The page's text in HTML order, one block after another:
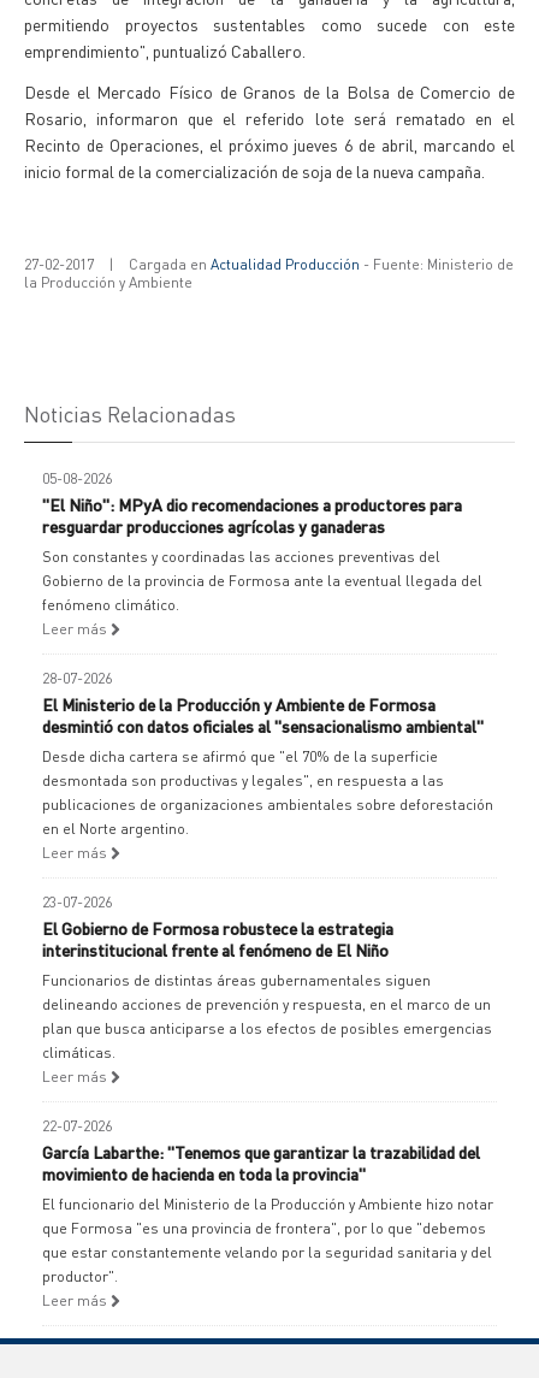
permitiendo proyectos sustentables como sucede con este
emprendimiento", puntualizó Caballero.
Desde el Mercado Físico de Granos de la Bolsa de Comercio de
Rosario, informaron que el referido lote será rematado en el
Recinto de Operaciones, el próximo jueves 6 de abril, marcando el
inicio formal de la comercialización de soja de la nueva campaña.
27-02-2017 | Cargada en Actualidad Producción - Fuente: Ministerio de
la Producción y Ambiente
Noticias Relacionadas
05-08-2026
"El Niño": MPyA dio recomendaciones a productores para
resguardar producciones agrícolas y ganaderas
Son constantes y coordinadas las acciones preventivas del
Gobierno de la provincia de Formosa ante la eventual llegada del
fenómeno climático.
Leer más
28-07-2026
El Ministerio de la Producción y Ambiente de Formosa
desmintió con datos oficiales al "sensacionalismo ambiental"
Desde dicha cartera se afirmó que "el 70% de la superficie
desmontada son productivas y legales", en respuesta a las
publicaciones de organizaciones ambientales sobre deforestación
en el Norte argentino.
Leer más
23-07-2026
El Gobierno de Formosa robustece la estrategia
interinstitucional frente al fenómeno de El Niño
Funcionarios de distintas áreas gubernamentales siguen
delineando acciones de prevención y respuesta, en el marco de un
plan que busca anticiparse a los efectos de posibles emergencias
climáticas.
Leer más
22-07-2026
García Labarthe: "Tenemos que garantizar la trazabilidad del
movimiento de hacienda en toda la provincia"
El funcionario del Ministerio de la Producción y Ambiente hizo notar
que Formosa "es una provincia de frontera", por lo que "debemos
que estar constantemente velando por la seguridad sanitaria y del
productor".
Leer más